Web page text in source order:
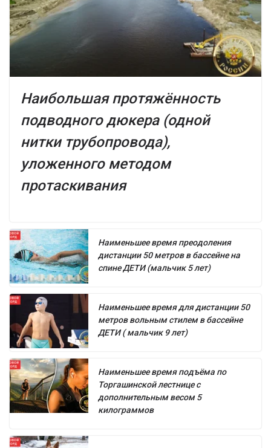
Наибольшая протяжённость
подводного дюкера (одной
нитки трубопровода),
уложенного методом
протаскивания
Наименьшее время преодоления
дистанции 50 метров в бассейне на
спине ДЕТИ (мальчик 5 лет)
Наименьшее время для дистанции 50
метров вольным стилем в бассейне
ДЕТИ ( мальчик 9 лет)
Наименьшее время подъёма по
Торгашинской лестнице с
дополнительным весом 5
килограммов